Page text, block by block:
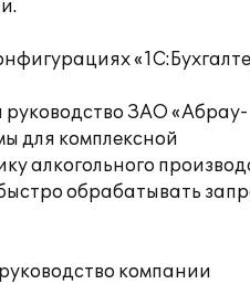
руководство ЗАО «Абрау-
для комплексной
алкогольного
обрабатывать
компании